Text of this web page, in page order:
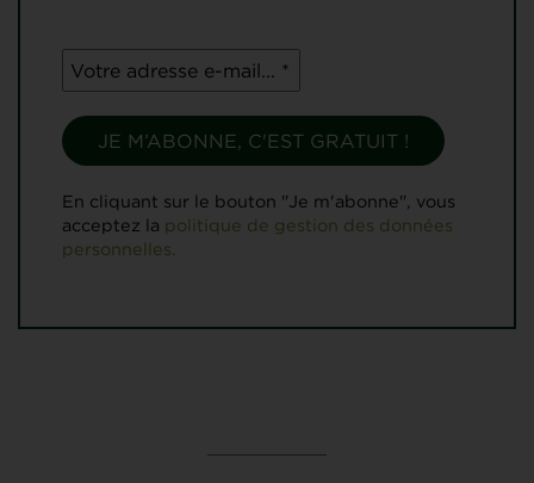
En cliquant sur le bouton "Je m'abonne", vous
acceptez la politique de gestion des données
personnelles.